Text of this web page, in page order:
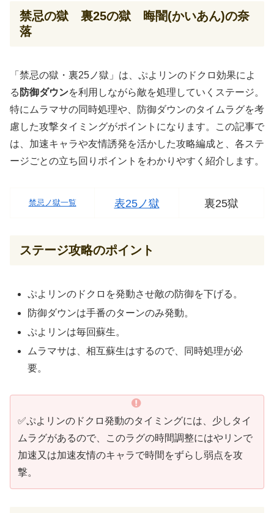
禁忌の獄 裏25の獄 晦闇(かいあん)の奈
落
「禁忌の獄・裏25ノ獄」は、ぷよリンのドクロ効果によ
る 防御ダウンを利用しながら敵を処理していくステージ。
特にムラマサの同時処理や、防御ダウンのタイムラグを考
慮した攻撃タイミングがポイントになります。この記事で
は、加速キャラや友情誘発を活かした攻略編成と、各ステ
ージごとの立ち回りポイントをわかりやすく紹介します。
禁忌ノ獄一覧 表25ノ獄 裏25獄
ステージ攻略のポイント
ぷよリンのドクロを発動させ敵の防御を下げる。
防御ダウンは手番のターンのみ発動。
ぷよリンは毎回蘇生。
ムラマサは、相互蘇生はするので、同時処理が必
要。
✅ぷよリンのドクロ発動のタイミングには、少しタイ
ムラグがあるので、このラグの時間調整にはやリンで
加速又は加速友情のキャラで時間をずらし弱点を攻
撃。